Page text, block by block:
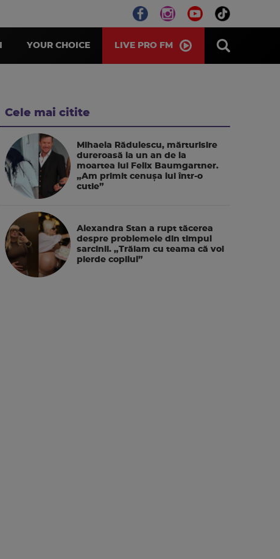
YOUR CHOICE LIVE PRO FM
Cele mai citite
Mihaela Rădulescu, mărturisire
dureroasă la un an de la
moartea lui Felix Baumgartner.
„Am primit cenușa lui într-o
cutie”
Alexandra Stan a rupt tăcerea
despre problemele din timpul
sarcinii. „Trăiam cu teama că voi
pierde copilul”